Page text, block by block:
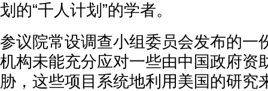
划的“千人计划”的学者。
参议院常设调查小组委员会发布的一
机构未能充分应对一些由中国政府资
胁，这些项目系统地利用美国的研究